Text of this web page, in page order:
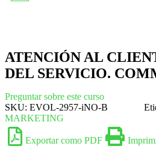
ATENCIÓN AL
DEL SERVICIO.
Preguntar sobre este curso
SKU: EVOL-2957-iNO-B
MARKETING
Exportar como PDF